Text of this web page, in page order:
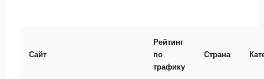
Сайт
Рейтинг
по
трафику
Страна